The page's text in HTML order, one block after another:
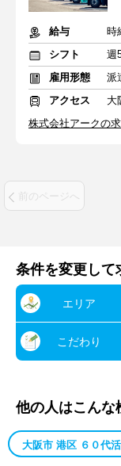
給与
時
シフト
週
雇用形態
派
アクセス
大
株式会社アークの
前のページへ
条件を変更して
エリア
こだわり
他の人はこんな
大阪市 港区 ６０代